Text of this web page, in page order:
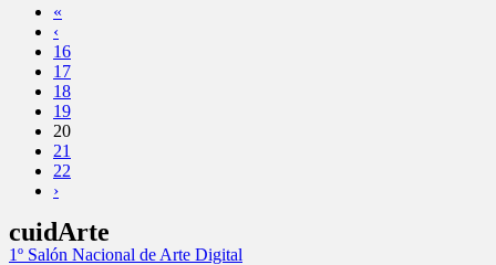
«
‹
16
17
18
19
20
21
22
›
cuidArte
1º Salón Nacional de Arte Digital